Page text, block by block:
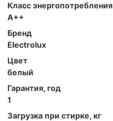
Класс энергопотребления
A++
Бренд
Electrolux
Цвет
белый
Гарантия, год
1
Загрузка при стирке, кг